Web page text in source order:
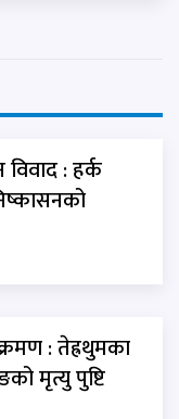
: हर्क
: तेह्रथुमका
मृत्यु पुष्टि